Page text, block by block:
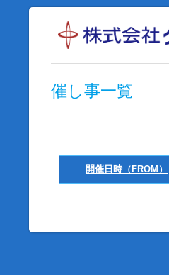
催し事一覧
開催日時（FROM）